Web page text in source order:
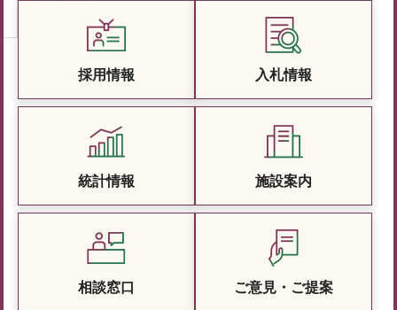
採用情報 入札情報
統計情報 施設案内
相談窓口 ご意見・ご提案